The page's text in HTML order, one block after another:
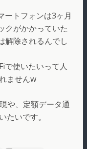
ートフォンは3ヶ月
クがかかっていた
解除されるんでし
で使いたいって人
ませんw
や、定額データ通
たいです。